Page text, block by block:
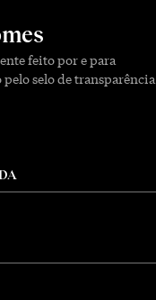
feito por e para
selo de transparência